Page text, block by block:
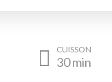
CUISSON
30min